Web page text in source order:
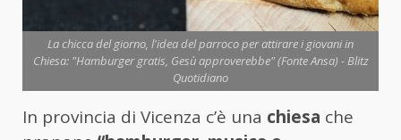
La chicca del giorno, l'idea del parroco per attirare i giovani in
Chiesa: "Hamburger gratis, Gesù approverebbe" (Fonte Ansa) - Blitz
Quotidiano
In provincia di Vicenza c’è una chiesa che